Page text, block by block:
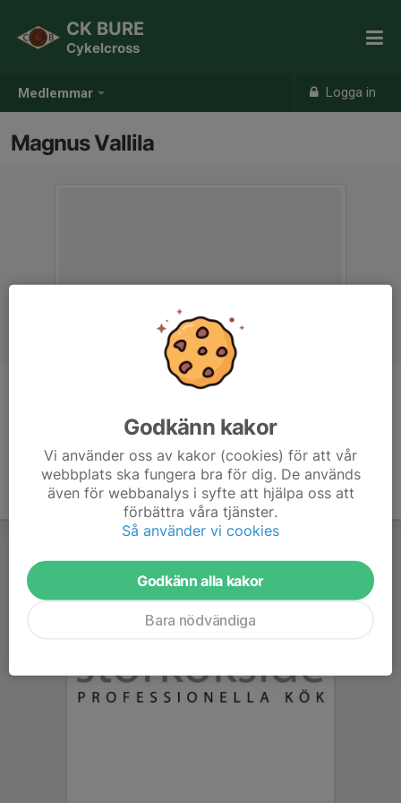
Medlemmar Logga in
CK BURE
Cykelcross
Magnus Vallila
Godkänn kakor
Vi använder oss av kakor (cookies) för att vår
webbplats ska fungera bra för dig. De används
även för webbanalys i syfte att hjälpa oss att
förbättra våra tjänster.
Så använder vi cookies
Godkänn alla kakor
Bara nödvändiga